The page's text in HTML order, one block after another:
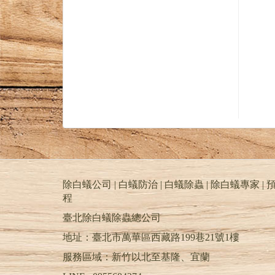
除白蟻公司 | 白蟻防治 | 白蟻除蟲 | 除白蟻專家 |
程
臺北除白蟻除蟲總公司
地址：臺北市萬華區西藏路199巷21號1樓
服務區域：新竹以北至基隆、宜蘭